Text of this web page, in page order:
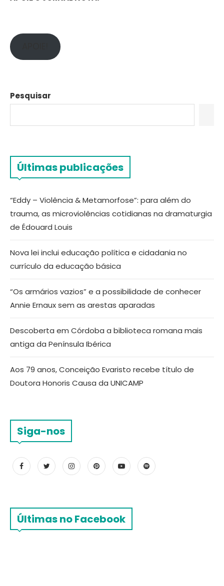
Pesquisar
Últimas publicações
“Eddy – Violência & Metamorfose”: para além do
trauma, as microviolências cotidianas na dramaturgia
de Édouard Louis
Nova lei inclui educação política e cidadania no
currículo da educação básica
“Os armários vazios” e a possibilidade de conhecer
Annie Ernaux sem as arestas aparadas
Descoberta em Córdoba a biblioteca romana mais
antiga da Península Ibérica
Aos 79 anos, Conceição Evaristo recebe título de
Doutora Honoris Causa da UNICAMP
Siga-nos
Últimas no Facebook